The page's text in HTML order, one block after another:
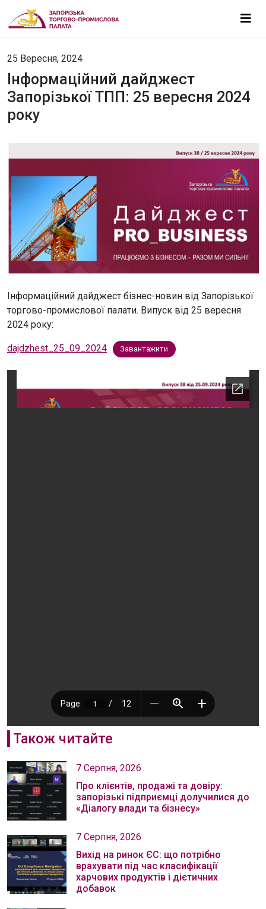
25 Вересня, 2024
Інформаційний дайджест
Запорізької ТПП: 25 вересня 2024
року
Інформаційний дайджест бізнес-новин від Запорізької
торгово-промислової палати. Випуск від 25 вересня
2024 року:
dajdzhest_25_09_2024 Завантажити
Також читайте
7 Серпня, 2026
Про клієнтів, продажі та довіру:
запорізькі підприємці долучилися до
«Діалогу влади та бізнесу»
7 Серпня, 2026
Вихід на ринок ЄС: що потрібно
врахувати під час класифікації
харчових продуктів і дієтичних
добавок